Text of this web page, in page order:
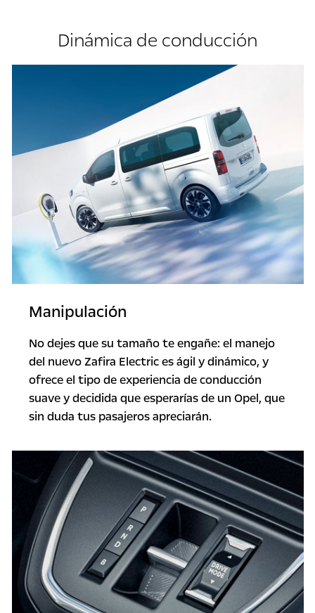
Dinámica de conducción
Manipulación
No dejes que su tamaño te engañe: el manejo
del nuevo Zafira Electric es ágil y dinámico, y
ofrece el tipo de experiencia de conducción
suave y decidida que esperarías de un Opel, que
sin duda tus pasajeros apreciarán.